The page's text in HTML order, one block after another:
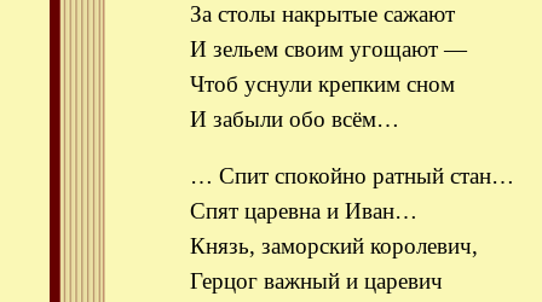
За столы накрытые сажают
И зельем своим угощают —
Чтоб уснули крепким сном
И забыли обо всём…
… Спит спокойно ратный стан…
Спят царевна и Иван…
Князь, заморский королевич,
Герцог важный и царевич